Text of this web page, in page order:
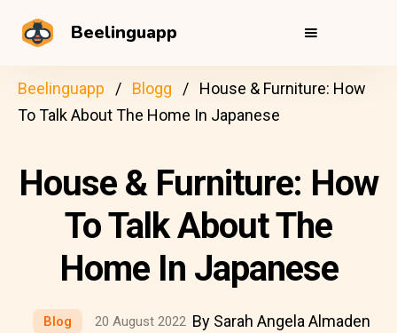
Beelinguapp
Beelinguapp Blogg
House & Furniture: How
To Talk About The Home In Japanese
House & Furniture: How
To Talk About The
Home In Japanese
Blog 20 August 2022 By Sarah Angela Almaden